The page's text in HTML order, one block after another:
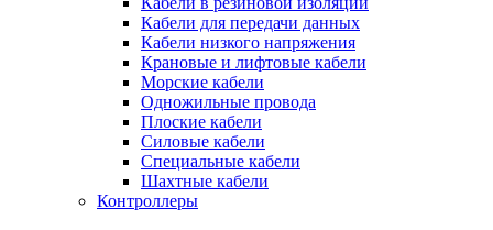
Кабели для передачи данных
Кабели низкого напряжения
Крановые и лифтовые кабели
Морские кабели
Одножильные провода
Плоские кабели
Силовые кабели
Специальные кабели
Шахтные кабели
Контроллеры